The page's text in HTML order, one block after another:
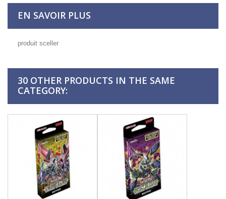
EN SAVOIR PLUS
produit sceller
30 OTHER PRODUCTS IN THE SAME
CATEGORY: